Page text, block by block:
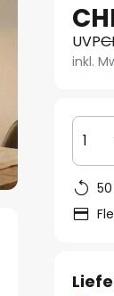
UVP
inkl.
1